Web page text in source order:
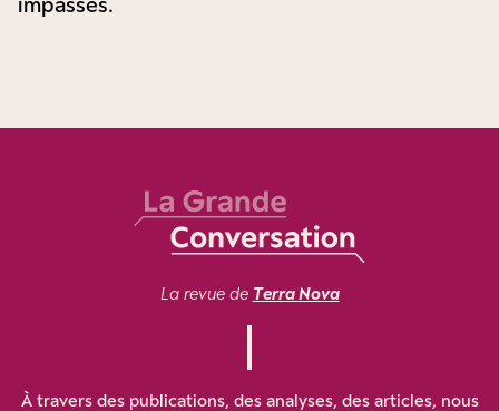
La revue de Terra Nova
À travers des publications, des analyses, des articles, nous